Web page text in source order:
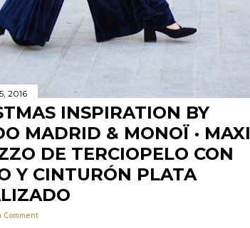
2016
INSPIRATION BY
MADRID & MONOÏ · MAXI
DE TERCIOPELO CON
Y CINTURÓN PLATA
Comment